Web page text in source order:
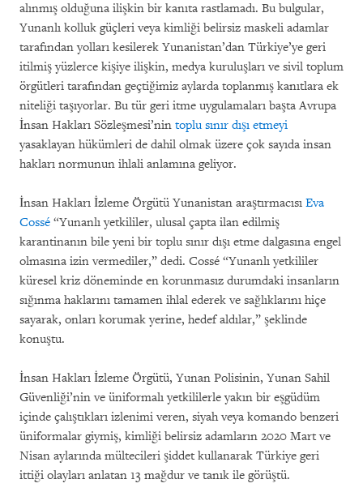
alınmış olduğuna ilişkin bir kanıta rastlamadı. Bu bulgular,
Yunanlı kolluk güçleri veya kimliği belirsiz maskeli adamlar
tarafından yolları kesilerek Yunanistan’dan Türkiye’ye geri
itilmiş yüzlerce kişiye ilişkin, medya kuruluşları ve sivil toplum
örgütleri tarafından geçtiğimiz aylarda toplanmış kanıtlara ek
niteliği taşıyorlar. Bu tür geri itme uygulamaları başta Avrupa
İnsan Hakları Sözleşmesi’nin toplu sınır dışı etmeyi
yasaklayan hükümleri de dahil olmak üzere çok sayıda insan
hakları normunun ihlali anlamına geliyor.
İnsan Hakları İzleme Örgütü Yunanistan araştırmacısı Eva
Cossé “Yunanlı yetkililer, ulusal çapta ilan edilmiş
karantinanın bile yeni bir toplu sınır dışı etme dalgasına engel
olmasına izin vermediler,” dedi. Cossé “Yunanlı yetkililer
küresel kriz döneminde en korunmasız durumdaki insanların
sığınma haklarını tamamen ihlal ederek ve sağlıklarını hiçe
sayarak, onları korumak yerine, hedef aldılar,” şeklinde
konuştu.
İnsan Hakları İzleme Örgütü, Yunan Polisinin, Yunan Sahil
Güvenliği’nin ve üniformalı yetkililerle yakın bir eşgüdüm
içinde çalıştıkları izlenimi veren, siyah veya komando benzeri
üniformalar giymiş, kimliği belirsiz adamların 2020 Mart ve
Nisan aylarında mültecileri şiddet kullanarak Türkiye geri
ittiği olayları anlatan 13 mağdur ve tanık ile görüştü.